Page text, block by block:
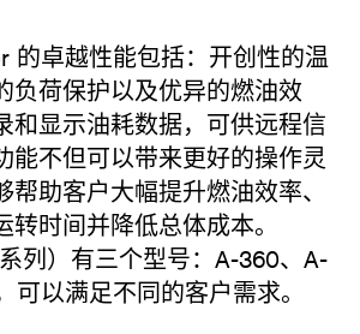
卓越性能包括：开创性的温
负荷保护以及优异的燃油效
和显示油耗数据，可供远程信
能不但可以带来更好的操作灵
帮助客户大幅提升燃油效率、
时间并降低总体成本。
列）有三个型号：A-360、A-
可以满足不同的客户需求。